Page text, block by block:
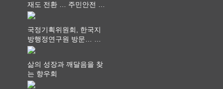
재도 전환 … 주민안전 치
안서비스가 최우선 되어
국정기획위원회, 한국지
방행정연구원 방문… 국
가균형성장 논의
삶의 성장과 깨달음을 찾
는 향우회